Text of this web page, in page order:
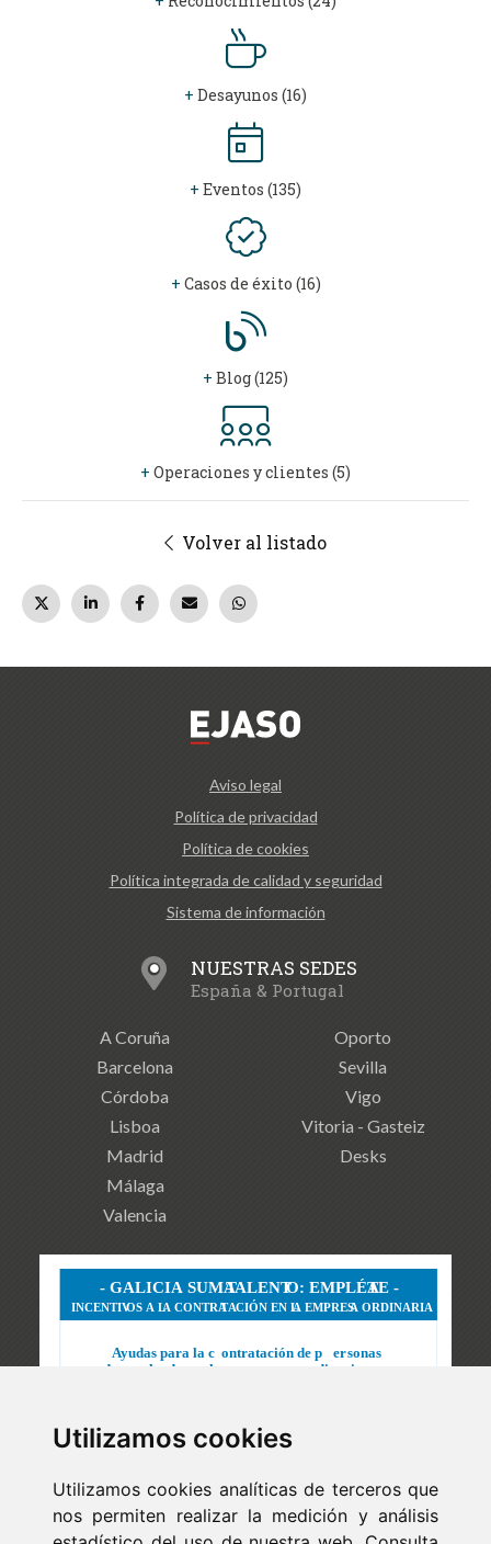
Utilizamos cookies
Utilizamos cookies analíticas de terceros que
nos permiten realizar la medición y análisis
+ Desayunos (16)
+ Eventos (135)
+ Casos de éxito (16)
+ Blog (125)
+ Operaciones y clientes (5)
Volver al listado
Aviso legal
Política de privacidad
Política de cookies
Política integrada de calidad y seguridad
Sistema de información
NUESTRAS SEDES
España & Portugal
A Coruña
Barcelona
Córdoba
Lisboa
Madrid
Málaga
Valencia
Oporto
Sevilla
Vigo
Vitoria - Gasteiz
Desks